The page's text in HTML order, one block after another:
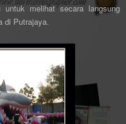
melihat secara langsung
di Putrajaya.